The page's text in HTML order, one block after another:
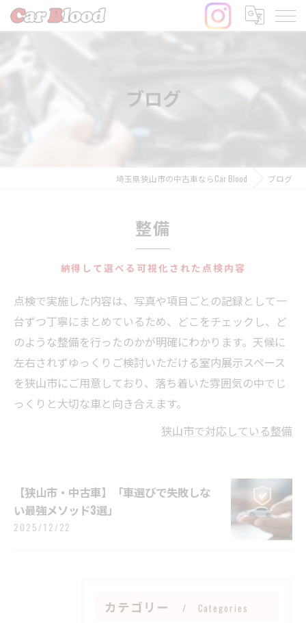
ブログ
埼玉県狭山市の中古車ならCar Blood ブログ
整備
納得して選べる可視化された点検内容
点検で実施した内容は、写真や項目ごとの記録として一
台ずつ丁寧にまとめているため、どこをチェックし、ど
のような整備を行ったのかが明確にわかります。天候に
左右されずゆっくりご検討いただける室内展示スペース
を狭山市にご用意しており、落ち着いた雰囲気の中でじ
っくりと大切な車と向き合えます。
狭山市で対応している整備
【狭山市・中古車】「車選びで失敗しな
い最強メソッド3選」
2025/12/22
カテゴリー Categories